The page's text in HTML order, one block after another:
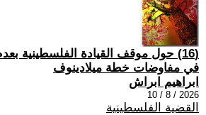
(16) حول موقف القيادة الفلسطينية
في مفاوضات خطة ميلادينوف
ابراهيم ابراش
2026 / 8 / 10
القضية الفلسطينية